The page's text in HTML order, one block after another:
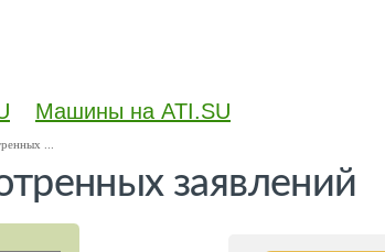
Машины на ATI.SU
заявлений
...